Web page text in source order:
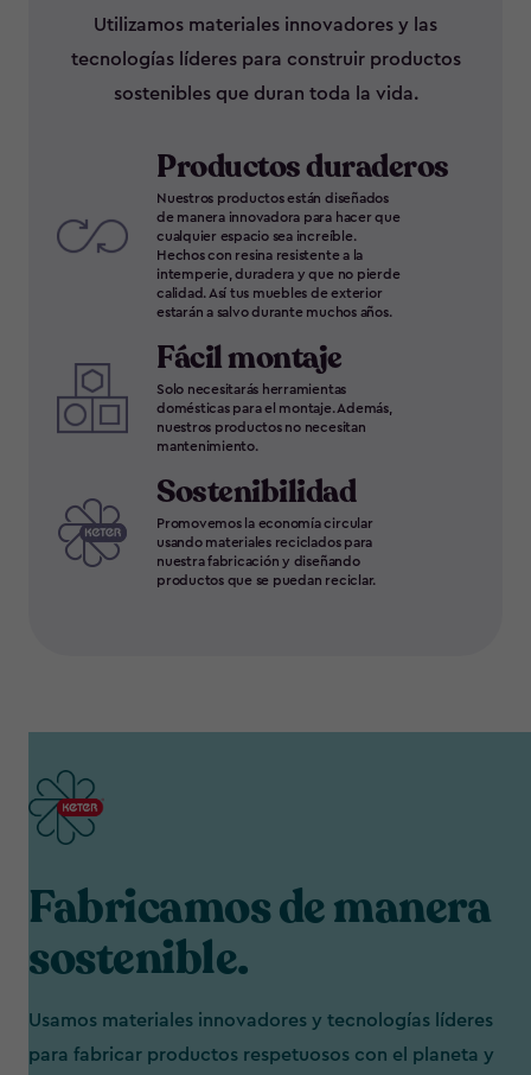
Utilizamos materiales innovadores y las
tecnologías líderes para construir productos
sostenibles que duran toda la vida.
Productos duraderos
Nuestros productos están diseñados
de manera innovadora para hacer que
cualquier espacio sea increíble.
Hechos con resina resistente a la
intemperie, duradera y que no pierde
calidad. Así tus muebles de exterior
estarán a salvo durante muchos años.
Fácil montaje
Solo necesitarás herramientas
domésticas para el montaje. Además,
nuestros productos no necesitan
mantenimiento.
Sostenibilidad
Promovemos la economía circular
usando materiales reciclados para
nuestra fabricación y diseñando
productos que se puedan reciclar.
Fabricamos de manera
sostenible.
Usamos materiales innovadores y tecnologías líderes
para fabricar productos respetuosos con el planeta y